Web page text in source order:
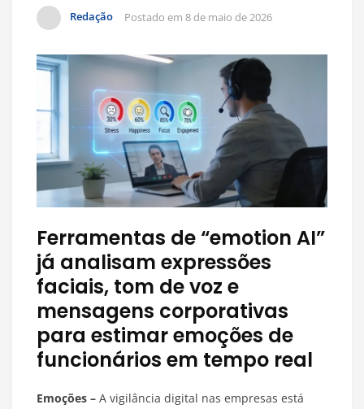
Redação Postado em 8 de maio de 2026
Ferramentas de “emotion AI”
já analisam expressões
faciais, tom de voz e
mensagens corporativas
para estimar emoções de
funcionários em tempo real
Emoções – A vigilância digital nas empresas está